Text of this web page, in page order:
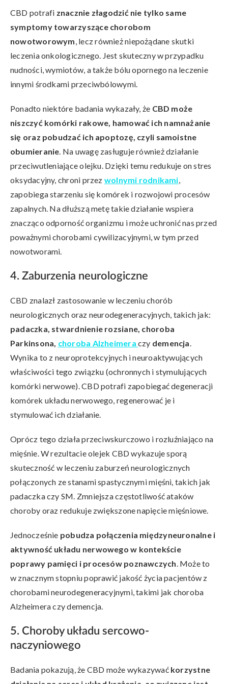
CBD potrafi znacznie złagodzić nie tylko same
symptomy towarzyszące chorobom
nowotworowym, lecz również niepożądane skutki
leczenia onkologicznego. Jest skuteczny w przypadku
nudności, wymiotów, a także bólu opornego na leczenie
innymi środkami przeciwbólowymi.
Ponadto niektóre badania wykazały, że CBD może
niszczyć komórki rakowe, hamować ich namnażanie
się oraz pobudzać ich apoptozę, czyli samoistne
obumieranie. Na uwagę zasługuje również działanie
przeciwutleniające olejku. Dzięki temu redukuje on stres
oksydacyjny, chroni przez wolnymi rodnikami,
zapobiega starzeniu się komórek i rozwojowi procesów
zapalnych. Na dłuższą metę takie działanie wspiera
znacząco odporność organizmu i może uchronić nas przed
poważnymi chorobami cywilizacyjnymi, w tym przed
nowotworami.
4. Zaburzenia neurologiczne
CBD znalazł zastosowanie w leczeniu chorób
neurologicznych oraz neurodegeneracyjnych, takich jak:
padaczka, stwardnienie rozsiane, choroba
Parkinsona, choroba Alzheimera czy demencja.
Wynika to z neuroprotekcyjnych i neuroaktywujących
właściwości tego związku (ochronnych i stymulujących
komórki nerwowe). CBD potrafi zapobiegać degeneracji
komórek układu nerwowego, regenerować je i
stymulować ich działanie.
Oprócz tego działa przeciwskurczowo i rozluźniająco na
mięśnie. W rezultacie olejek CBD wykazuje sporą
skuteczność w leczeniu zaburzeń neurologicznych
połączonych ze stanami spastycznymi mięśni, takich jak
padaczka czy SM. Zmniejsza częstotliwość ataków
choroby oraz redukuje zwiększone napięcie mięśniowe.
Jednocześnie pobudza połączenia międzyneuronalne i
aktywność układu nerwowego w kontekście
poprawy pamięci i procesów poznawczych. Może to
w znacznym stopniu poprawić jakość życia pacjentów z
chorobami neurodegeneracyjnymi, takimi jak choroba
Alzheimera czy demencja.
5. Choroby układu sercowo-
naczyniowego
Badania pokazują, że CBD może wykazywać korzystne